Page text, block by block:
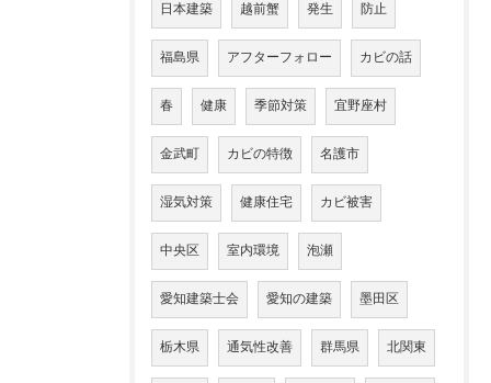
日本建築 越前蟹 発生 防止
福島県 アフターフォロー カビの話
春 健康 季節対策 宜野座村
金武町 カビの特徴 名護市
湿気対策 健康住宅 カビ被害
中央区 室内環境 泡瀬
愛知建築士会 愛知の建築 墨田区
栃木県 通気性改善 群馬県 北関東